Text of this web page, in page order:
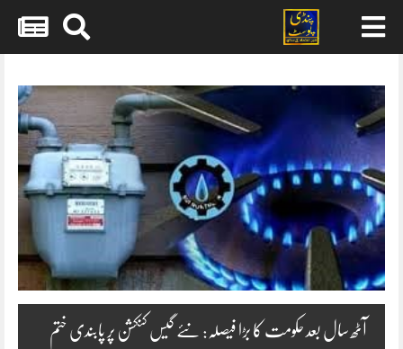
content
آٹھ سال بعد حکومت کا بڑا فیصلہ: نئے گیس کنکشن پر پابندی ختم